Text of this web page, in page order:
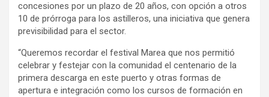
concesiones por un plazo de 20 años, con opción a otros
10 de prórroga para los astilleros, una iniciativa que genera
previsibilidad para el sector.
“Queremos recordar el festival Marea que nos permitió
celebrar y festejar con la comunidad el centenario de la
primera descarga en este puerto y otras formas de
apertura e integración como los cursos de formación en